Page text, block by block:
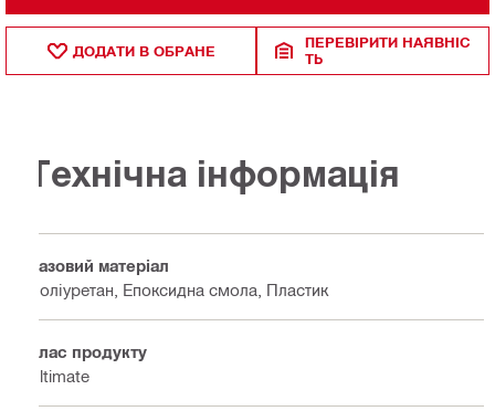
ДОДАТИ В ОБРАНЕ
ПЕРЕВІРИТИ НАЯВНІС
ТЬ
Технічна інформація
Базовий матеріал
Поліуретан, Епоксидна смола, Пластик
Клас продукту
Ultimate